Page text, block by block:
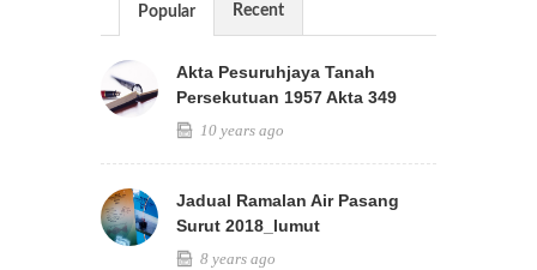
Popular Recent
Akta Pesuruhjaya Tanah
Persekutuan 1957 Akta 349
10 years ago
Jadual Ramalan Air Pasang
Surut 2018_lumut
8 years ago